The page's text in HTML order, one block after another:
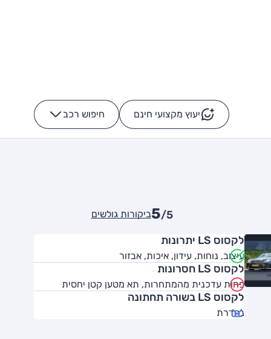
יעוץ מקצועי חינם חיפוש רכב -
5/5 ביקורות גולשים
לקסוס LS יתרונות
עיצוב, נוחות, עידון, איכות, אבזור
לקסוס LS חסרונות
פחות עדכנית מהמתחרות, תא מטען קטן יחסית
לקסוס LS בשורה תחתונה
נהדרת